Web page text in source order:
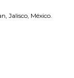
Jalisco, México.